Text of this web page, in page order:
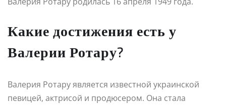
Какие достижения есть у
Валерии Ротару?
Валерия Ротару является известной украинской
певицей, актрисой и продюсером. Она стала